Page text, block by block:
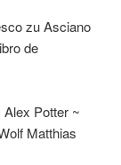
zu Asciano
de
Potter ~
Matthias